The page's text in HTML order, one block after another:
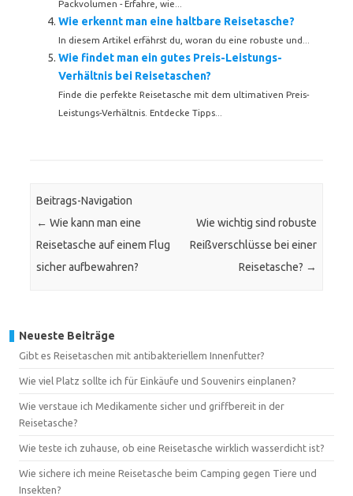
Packvolumen - Erfahre, wie...
Wie erkennt man eine haltbare Reisetasche?
In diesem Artikel erfährst du, woran du eine robuste und...
Wie findet man ein gutes Preis-Leistungs-
Verhältnis bei Reisetaschen?
Finde die perfekte Reisetasche mit dem ultimativen Preis-
Leistungs-Verhältnis. Entdecke Tipps...
Beitrags-Navigation
← Wie kann man eine
Reisetasche auf einem Flug
sicher aufbewahren?
Wie wichtig sind robuste
Reißverschlüsse bei einer
Reisetasche? →
Neueste Beiträge
Gibt es Reisetaschen mit antibakteriellem Innenfutter?
Wie viel Platz sollte ich für Einkäufe und Souvenirs einplanen?
Wie verstaue ich Medikamente sicher und griffbereit in der
Reisetasche?
Wie teste ich zuhause, ob eine Reisetasche wirklich wasserdicht ist?
Wie sichere ich meine Reisetasche beim Camping gegen Tiere und
Insekten?